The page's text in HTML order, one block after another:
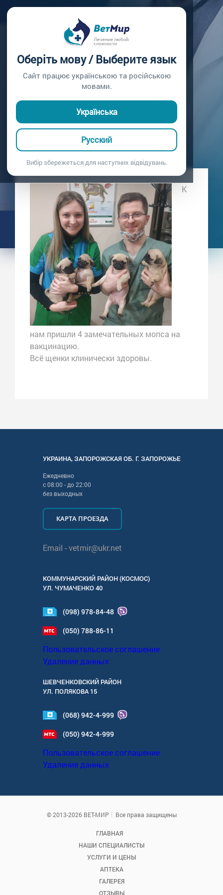
Оберіть мову / Выберите язык
Сайт працює українською та російською
мовами.
Українська
Русский
Вибір збережеться для наступних відвідувань.
ВАКЦИНАЦИЯ
МОПСИКОВ
28.04.2021
К
нам пришли 4 замечательных мопса на
вакцинацию.
Всё щенки клинически здоровы.
УКРАИНА,ЗАПОРОЖСКАЯОБ. Г. ЗАПОРОЖЬЕ
Ежедневно
с08:00 - до22:00
без выходных
КАРТА ПРОЕЗДА
Email -vetmir@ukr.net
КОММУНАРСКИЙ РАЙОН (КОСМОС)
УЛ. ЧУМАЧЕНКО 40
(098) 978-84-48
(050) 788-86-11
Пользовательское соглашение
Удаление данных
ШЕВЧЕНКОВСКИЙ РАЙОН
УЛ. ПОЛЯКОВА 15
(068) 942-4-999
(050) 942-4-999
Пользовательское соглашение
Удаление данных
© 2013-2026 ВЕТ-МИР Все права защищены
ГЛАВНАЯ
НАШИ СПЕЦИАЛИСТЫ
УСЛУГИ И ЦЕНЫ
АПТЕКА
ГАЛЕРЕЯ
ОТЗЫВЫ